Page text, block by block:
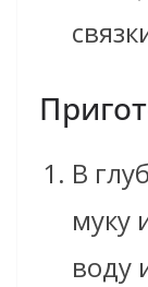
В
муку
воду